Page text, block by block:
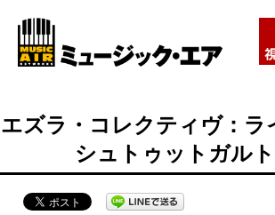
エズラ・コレクティヴ：ラ
シュトゥットガル